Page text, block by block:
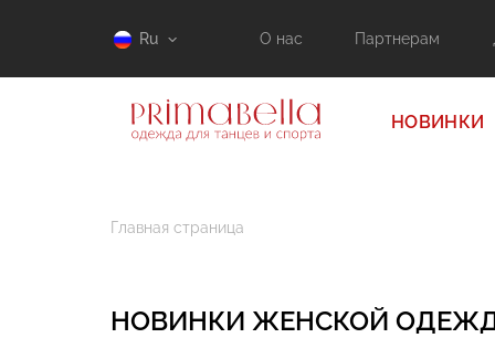
Ru О нас Партнерам
НОВИНКИ
Главная страница
НОВИНКИ ЖЕНСКОЙ